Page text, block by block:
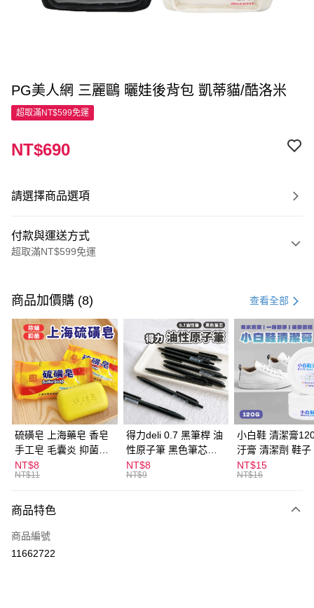
PG美人網 三麗鷗 曬娃後背包 凱蒂貓/酷洛米
超取滿NT$599免運
NT$690
請選擇商品選項
付款與運送方式
超取滿NT$599免運
信用卡一次付款
超商取貨付款
LINE Pay
Apple Pay
街口支付
悠遊付
ATM付款
全家取貨付款
每筆NT$60，滿NT$599(含以上)免運費
付款後全家取貨
商品加價購 (8) 查看全部
硫磺皂 上海藥皂 香皂
手工皂 毛囊炎 抑菌除
蟎 清潔護膚 去油去痘
寵物皮膚病 狗狗貓咪
NT$8
NT$11
得力deli 0.7 黑筆桿 油
性原子筆 黑色筆芯
S304
NT$8
NT$9
小白鞋 清潔膏
汙膏 清潔劑 鞋子
漬 白皮鞋 鞋油
NT$15
NT$16
商品特色
商品編號
11662722